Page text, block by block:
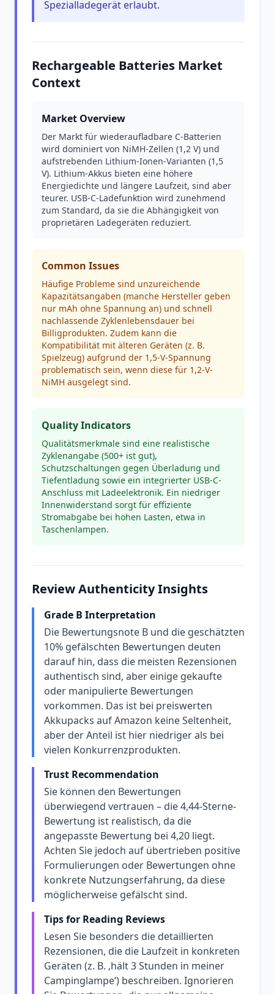
Spezialladegerät erlaubt.
Rechargeable Batteries Market
Context
Market Overview
Der Markt für wiederaufladbare C-Batterien
wird dominiert von NiMH-Zellen (1,2 V) und
aufstrebenden Lithium-Ionen-Varianten (1,5
V). Lithium-Akkus bieten eine höhere
Energiedichte und längere Laufzeit, sind aber
teurer. USB-C-Ladefunktion wird zunehmend
zum Standard, da sie die Abhängigkeit von
proprietären Ladegeräten reduziert.
Common Issues
Häufige Probleme sind unzureichende
Kapazitätsangaben (manche Hersteller geben
nur mAh ohne Spannung an) und schnell
nachlassende Zyklenlebensdauer bei
Billigprodukten. Zudem kann die
Kompatibilität mit älteren Geräten (z. B.
Spielzeug) aufgrund der 1,5-V-Spannung
problematisch sein, wenn diese für 1,2-V-
NiMH ausgelegt sind.
Quality Indicators
Qualitätsmerkmale sind eine realistische
Zyklenangabe (500+ ist gut),
Schutzschaltungen gegen Überladung und
Tiefentladung sowie ein integrierter USB-C-
Anschluss mit Ladeelektronik. Ein niedriger
Innenwiderstand sorgt für effiziente
Stromabgabe bei hohen Lasten, etwa in
Taschenlampen.
Review Authenticity Insights
Grade B Interpretation
Die Bewertungsnote B und die geschätzten
10% gefälschten Bewertungen deuten
darauf hin, dass die meisten Rezensionen
authentisch sind, aber einige gekaufte
oder manipulierte Bewertungen
vorkommen. Das ist bei preiswerten
Akkupacks auf Amazon keine Seltenheit,
aber der Anteil ist hier niedriger als bei
vielen Konkurrenzprodukten.
Trust Recommendation
Sie können den Bewertungen
überwiegend vertrauen – die 4,44-Sterne-
Bewertung ist realistisch, da die
angepasste Bewertung bei 4,20 liegt.
Achten Sie jedoch auf übertrieben positive
Formulierungen oder Bewertungen ohne
konkrete Nutzungserfahrung, da diese
möglicherweise gefälscht sind.
Tips for Reading Reviews
Lesen Sie besonders die detaillierten
Rezensionen, die die Laufzeit in konkreten
Geräten (z. B. ‚hält 3 Stunden in meiner
Campinglampe‘) beschreiben. Ignorieren